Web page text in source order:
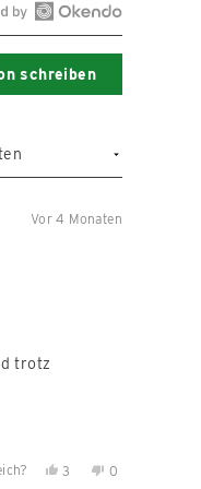
schreiben
Fenster
geöffnet)
Vor 4 Monaten
trotz
Ja,
3
Nein,
0